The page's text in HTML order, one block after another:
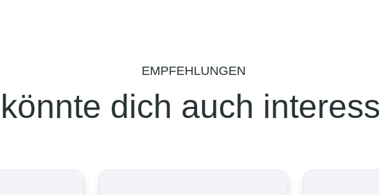
EMPFEHLUNGEN
dich auch